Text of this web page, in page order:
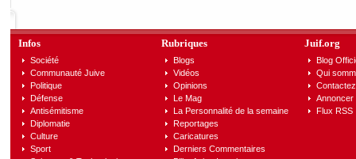
Infos
Société
Communauté Juive
Politique
Défense
Antisémitisme
Diplomatie
Culture
Sport
Rubriques
Blogs
Vidéos
Opinions
Le Mag
La Personnalité de la semaine
Reportages
Caricatures
Derniers Commentaires
Juif.org
Blog
Qui
Annoncer
Flux RSS